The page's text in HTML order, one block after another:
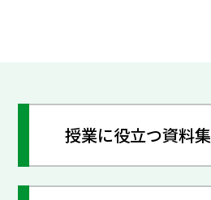
授業に役立つ資料集